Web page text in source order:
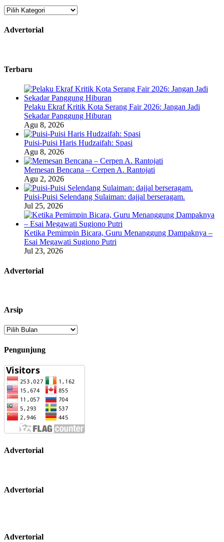
Kategori
Advertorial
Terbaru
Pelaku Ekraf Kritik Kota Serang Fair 2026: Jangan Jadi
Sekadar Panggung Hiburan
Agu 8, 2026
Puisi-Puisi Haris Hudzaifah: Spasi
Agu 8, 2026
Memesan Bencana – Cerpen A. Rantojati
Agu 2, 2026
Puisi-Puisi Selendang Sulaiman: dajjal berseragam.
Jul 25, 2026
Ketika Pemimpin Bicara, Guru Menanggung Dampaknya –
Esai Megawati Sugiono Putri
Jul 23, 2026
Advertorial
Arsip
Arsip
Pengunjung
Advertorial
Advertorial
Advertorial